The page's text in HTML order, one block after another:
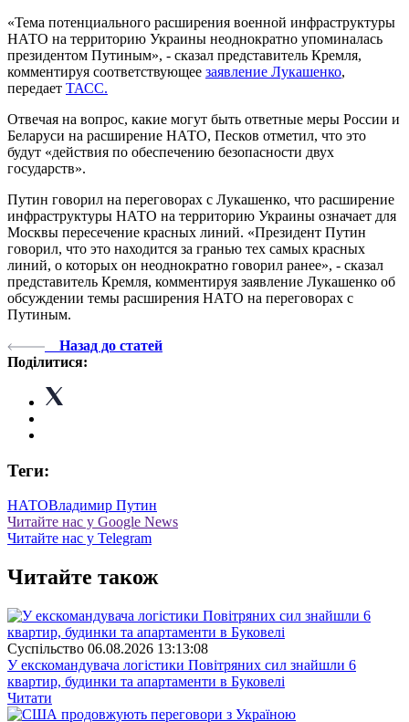
«Тема потенциального расширения военной инфраструктуры
НАТО на территорию Украины неоднократно упоминалась
президентом Путиным», - сказал представитель Кремля,
комментируя соответствующее заявление Лукашенко,
передает ТАСС.
Отвечая на вопрос, какие могут быть ответные меры России и
Беларуси на расширение НАТО, Песков отметил, что это
будут «действия по обеспечению безопасности двух
государств».
Путин говорил на переговорах с Лукашенко, что расширение
инфраструктуры НАТО на территорию Украины означает для
Москвы пересечение красных линий. «Президент Путин
говорил, что это находится за гранью тех самых красных
линий, о которых он неоднократно говорил ранее», - сказал
представитель Кремля, комментируя заявление Лукашенко об
обсуждении темы расширения НАТО на переговорах с
Путиным.
Назад до статей
Поділитися:
Теги:
НАТОВладимир Путин
Читайте нас у Google News
Читайте нас у Telegram
Читайте також
Суспiльство 06.08.2026 13:13:08
У екскомандувача логістики Повітряних сил знайшли 6
квартир, будинки та апартаменти в Буковелі
Читати